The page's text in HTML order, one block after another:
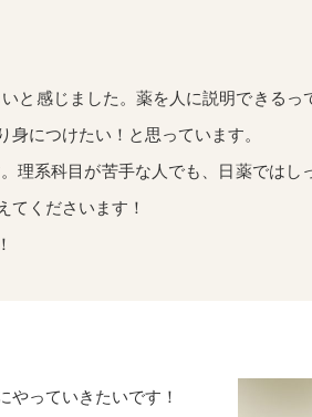
と感じました。薬を人に説明できるっ
につけたい！と思っています。
系科目が苦手な人でも、日薬ではし
てくださいます！
っていきたいです！